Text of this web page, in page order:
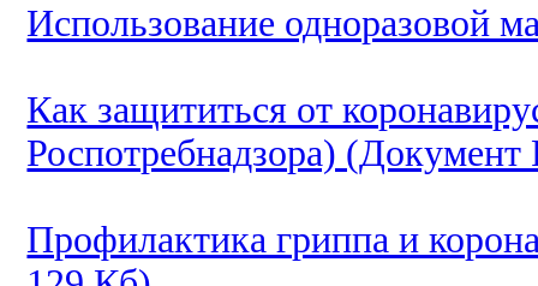
Использование одноразовой
Как защититься от
Роспотребнадзора)
Профилактика гриппа и